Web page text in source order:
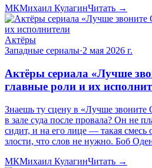
МКМихаил КулагинЧитать →
Актёры
Западные сериалы·2 мая 2026 г.
Актёры сериала «Лучше
главные роли и их
Знаешь ту сцену в «Лучше
в зале суда после провала? Он не
сидит, и на его лице — такая смесь
злости, что слов не нужно. Боб
МКМихаил КулагинЧитать →